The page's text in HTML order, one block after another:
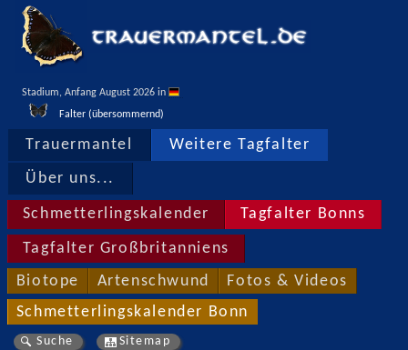
Stadium, Anfang August 2026 in
Falter (übersommernd)
Trauermantel Weitere Tagfalter
Über uns...
Schmetterlingskalender Tagfalter Bonns
Tagfalter Großbritanniens
Biotope Artenschwund Fotos & Videos
Schmetterlingskalender Bonn
Suche Sitemap